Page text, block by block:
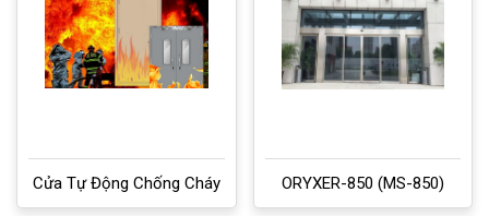
Cửa Tự Động Chống Cháy ORYXER-850 (MS-850)